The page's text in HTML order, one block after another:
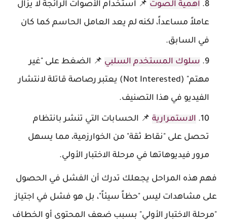
أهمية الصوت 📌 استخدام الأصوات الرائجة لا يزال
عاملاً مساعداً، لكنه لم يعد العامل الحاسم كما كان
في السابق.
سلوك المستخدم السلبي 📌 الضغط على "غير
مهتم" (Not Interested) يعتبر رصاصة قاتلة لانتشار
الفيديو في هذا التصنيف.
الاستمرارية 📌 الحسابات التي تنشر بانتظام
تحصل على "نقاط ثقة" من الخوارزمية، مما يسهل
مرور فيديوهاتها في مرحلة الاختبار الأولي.
فهم هذه المراحل يجعلك تدرك أن الفشل في الحصول
على مشاهدات ليس "حظاً سيئاً"، بل هو فشل في اجتياز
"مرحلة الاختبار الأولي" بسبب ضعف المحتوى أو الخطاف